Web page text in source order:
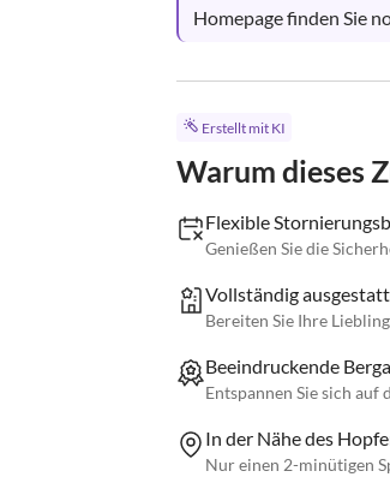
Homepage finden Sie
Erstellt mit KI
Warum dieses
Flexible
Genießen Sie die
Vollständig
Bereiten Sie Ihre
Beeindruckende
Entspannen Sie sich
In der Nähe des
Nur einen 2-minütigen